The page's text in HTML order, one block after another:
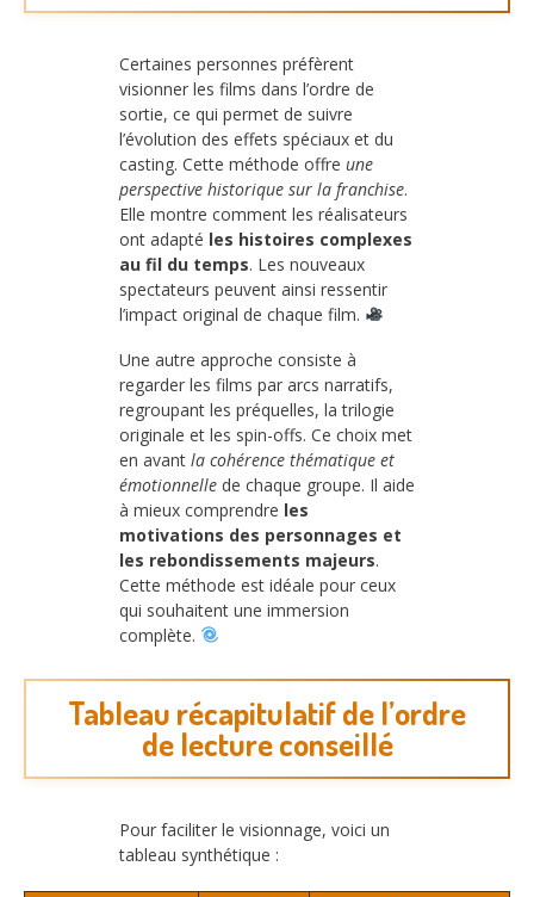
Certaines personnes préfèrent
visionner les films dans l’ordre de
sortie, ce qui permet de suivre
l’évolution des effets spéciaux et du
casting. Cette méthode offre une
perspective historique sur la franchise.
Elle montre comment les réalisateurs
ont adapté les histoires complexes
au fil du temps. Les nouveaux
spectateurs peuvent ainsi ressentir
l’impact original de chaque film.
Une autre approche consiste à
regarder les films par arcs narratifs,
regroupant les préquelles, la trilogie
originale et les spin-offs. Ce choix met
en avant la cohérence thématique et
émotionnelle de chaque groupe. Il aide
à mieux comprendre les
motivations des personnages et
les rebondissements majeurs.
Cette méthode est idéale pour ceux
qui souhaitent une immersion
complète.
Tableau récapitulatif de l’ordre
de lecture conseillé
Pour faciliter le visionnage, voici un
tableau synthétique :